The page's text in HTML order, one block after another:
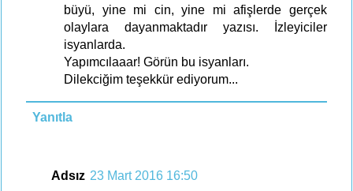
büyü, yine mi cin, yine mi afişlerde gerçek
olaylara dayanmaktadır yazısı. İzleyiciler
isyanlarda.
Yapımcılaaar! Görün bu isyanları.
Dilekciğim teşekkür ediyorum...
Yanıtla
Adsız 23 Mart 2016 16:50